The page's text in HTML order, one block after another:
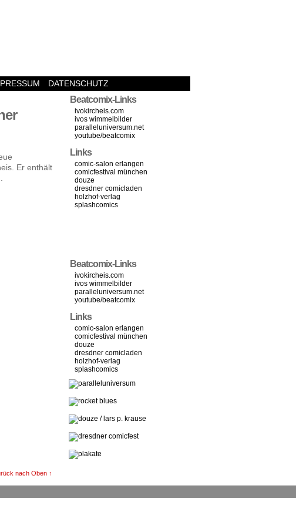
DATENSCHUTZ
Er enthält
Beatcomix-Links
ivokircheis.com
ivos wimmelbilder
paralleluniversum.net
youtube/beatcomix
Links
comic-salon erlangen
comicfestival münchen
douze
dresdner comicladen
holzhof-verlag
splashcomics
Beatcomix-Links
ivokircheis.com
ivos wimmelbilder
paralleluniversum.net
youtube/beatcomix
Links
comic-salon erlangen
comicfestival münchen
douze
dresdner comicladen
holzhof-verlag
splashcomics
nach Oben ↑